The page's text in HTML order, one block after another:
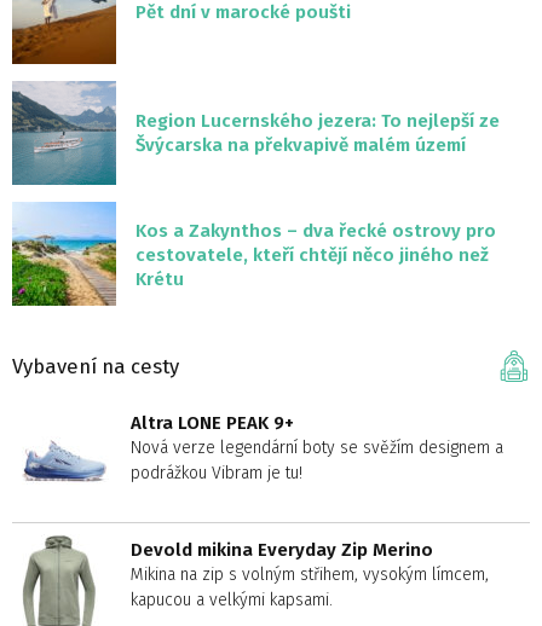
Pět dní v marocké poušti
Region Lucernského jezera: To nejlepší ze
Švýcarska na překvapivě malém území
Kos a Zakynthos – dva řecké ostrovy pro
cestovatele, kteří chtějí něco jiného než
Krétu
Vybavení na cesty
Altra LONE PEAK 9+
Nová verze legendární boty se svěžím designem a
podrážkou Vibram je tu!
Devold mikina Everyday Zip Merino
Mikina na zip s volným střihem, vysokým límcem,
kapucou a velkými kapsami.